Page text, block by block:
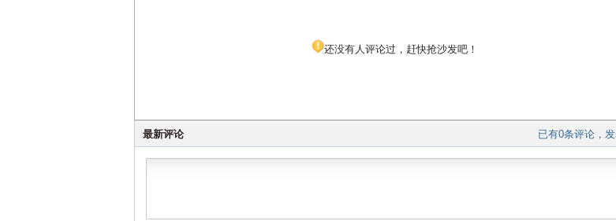
还没有人评论过，赶快抢沙发吧！
已有0条评论，
最新评论